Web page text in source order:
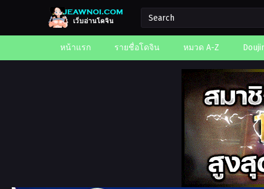
หน้าแรก รายชื่อโดจิน หมวด A-Z